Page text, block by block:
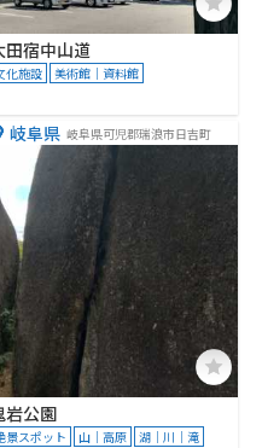
田宿中山道
化施設 美術館｜資料館
岐阜県 岐阜県可児郡瑞浪市日吉町
岩公園
景スポット 山｜高原 湖｜川｜滝